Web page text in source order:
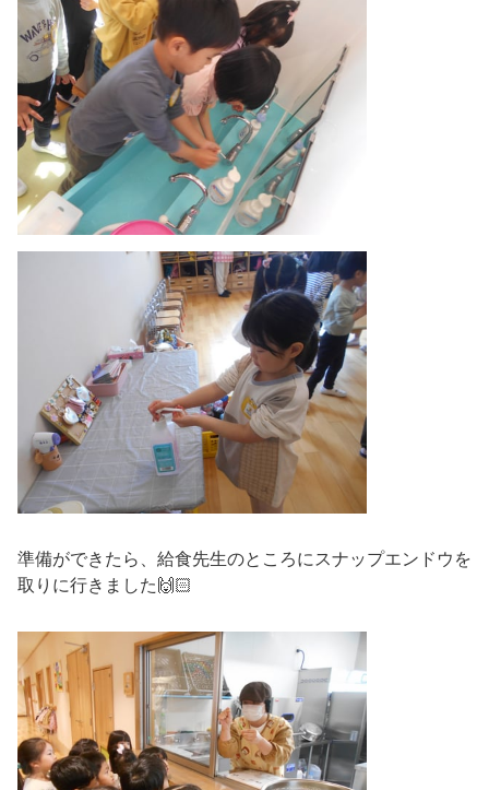
準備ができたら、給食先生のところにスナップエンドウを
取りに行きました🙌🏻